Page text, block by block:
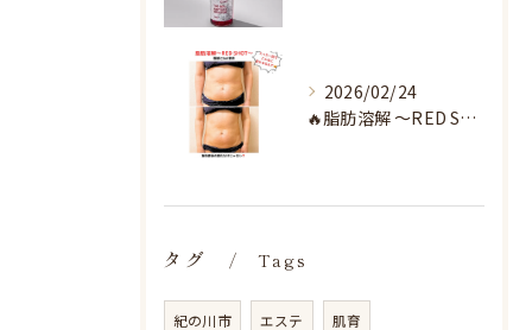
2026/02/24
🔥脂肪溶解 〜RED SHOT〜🔥
タグ Tags
紀の川市 エステ 肌育